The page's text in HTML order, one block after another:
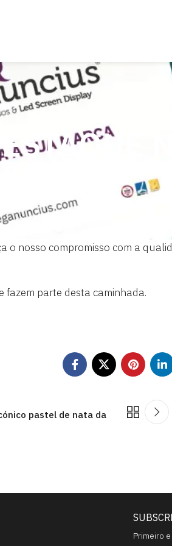
o nosso compromisso com a
fazem parte desta caminhada.
pastel de nata da